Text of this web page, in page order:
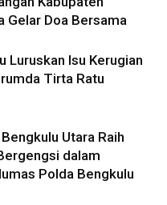
Gelar Doa Bersama
Luruskan Isu Kerugian
Tirta Ratu
Utara Raih
dalam
Polda Bengkulu